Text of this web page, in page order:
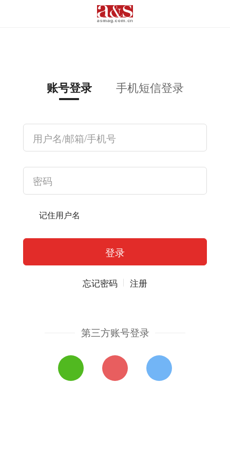
账号登录 手机短信登录
记住用户名
忘记密码 注册
第三方账号登录